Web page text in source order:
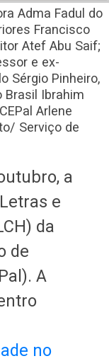
Adma Fadul do
Francisco
Atef Abu Saif;
e ex-
Sérgio Pinheiro,
Brasil Ibrahim
Arlene
Serviço de
a
e
da
de
A
no